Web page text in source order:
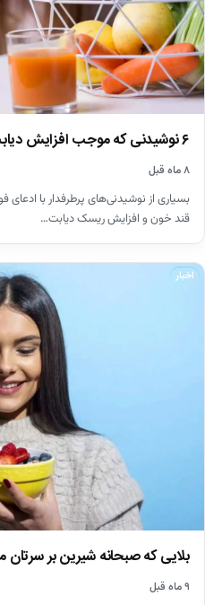
۶ نوشیدنی که موجب افزایش دیابت نوع ۲ می شوند
۸ ماه قبل
بسیاری از نوشیدنی‌های پرطرفدار با
قند خون و افزایش ریسک دیابت…
اخبار
بلایی که صبحانه شیرین بر سرتان
۹ ماه قبل